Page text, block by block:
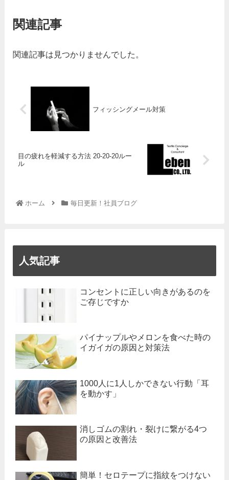
関連記事
関連記事は見つかりませんでした。
フィッシングメール対策
目の疲れを軽減する方法 20-20-20ルー
ル
ホーム 毎日更新！社員ブログ
人気記事
コンセントに正しい向きがあるのを
ご存じですか
パイナップルやメロンを食べた時の
イガイガの原因と対策法
1000人に1人しかできない行動「耳
を動かす」
消しゴムの割れ・裂けに繋がる4つ
の原因と改善法
簡単！セロテープに指紋をつけない